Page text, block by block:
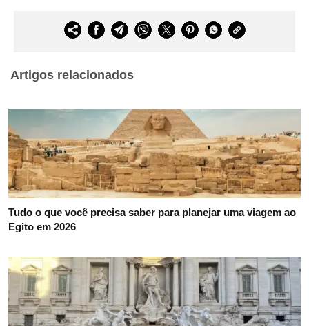
Artigos relacionados
Tudo o que você precisa saber para planejar uma viagem ao
Egito em 2026